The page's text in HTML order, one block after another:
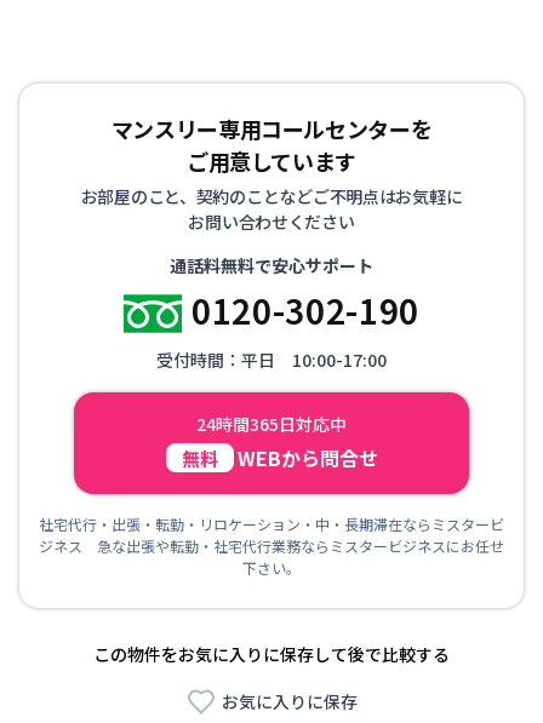
マンスリー専用コールセンターを
ご用意しています
お部屋のこと、契約のことなどご不明点はお気軽に
お問い合わせください
通話料無料で安心サポート
0120-302-190
受付時間：平日 10:00-17:00
24時間365日対応中
無料 WEBから問合せ
社宅代行・出張・転勤・リロケーション・中・長期滞在ならミスタービ
ジネス 急な出張や転勤・社宅代行業務ならミスタービジネスにお任せ
下さい。
この物件をお気に入りに保存して後で比較する
お気に入りに保存